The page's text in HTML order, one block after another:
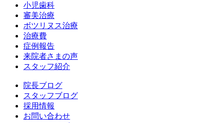
小児歯科
審美治療
ボツリヌス治療
治療費
症例報告
来院者さまの声
スタッフ紹介
院長ブログ
スタッフブログ
採用情報
お問い合わせ